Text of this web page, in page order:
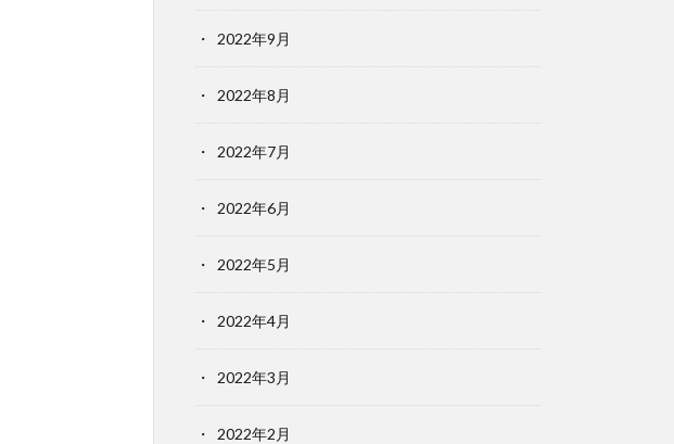
2022年9月
2022年8月
2022年7月
2022年6月
2022年5月
2022年4月
2022年3月
2022年2月